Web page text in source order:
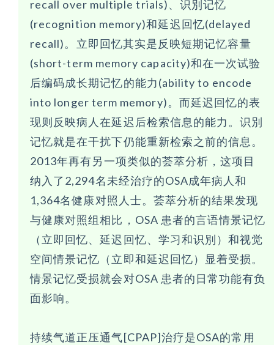
recall over multiple trials)、识別记忆
(recognition memory)和延迟回忆(delayed
recall)。立即回忆其实是反映短期记忆容量
(short-term memory capacity)和在一次试验
后编码成长期记忆的能力(ability to encode
into longer term memory)。而延迟回忆的表
现则反映病人在延迟后检索信息的能力。识別
记忆就是在干扰下仍能重新检索之前的信息。
2013年再有另一项类似的荟萃分析，这项目
纳入了2,294名未经治疗的OSA成年病人和
1,364名健康对照人士。荟萃分析的结果发现
与健康对照组相比，OSA 患者的言语情景记忆
（立即回忆、延迟回忆、学习和识別）和视觉
空间情景记忆（立即和延迟回忆）显着受损。
情景记忆受损就会对OSA 患者的日常功能有负
面影响。
持续气道正压通气[CPAP]治疗是OSA的常用